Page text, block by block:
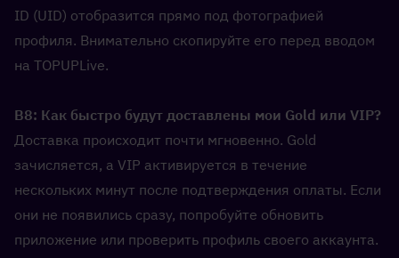
ID (UID) отобразится прямо под фотографией
профиля. Внимательно скопируйте его перед вводом
на TOPUPLive.
Доставка происходит почти мгновенно. Gold
зачисляется, а VIP активируется в течение
нескольких минут после подтверждения оплаты. Если
они не появились сразу, попробуйте обновить
приложение или проверить профиль своего аккаунта.